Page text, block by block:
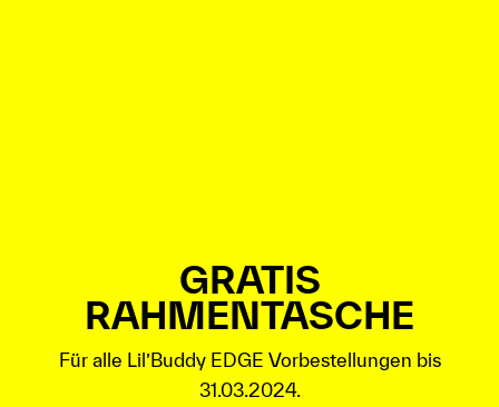
GRATIS
RAHMENTASCHE
Für alle Lil’Buddy EDGE Vorbestellungen bis
31.03.2024.